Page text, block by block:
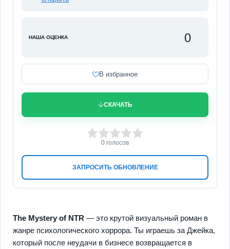
НАША ОЦЕНКА 0
В избранное
СКАЧАТЬ
ЗАПРОСИТЬ ОБНОВЛЕНИЕ
3 4 5
0 голосов
The Mystery of NTR — это крутой визуальный роман в
жанре психологического хоррора. Ты играешь за Джейка,
который после неудачи в бизнесе возвращается в